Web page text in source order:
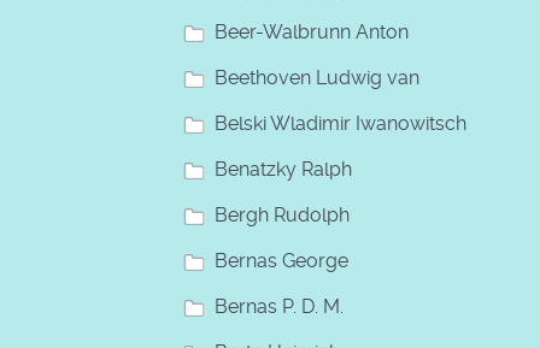
Beer-Walbrunn Anton
Beethoven Ludwig van
Belski Wladimir Iwanowitsch
Benatzky Ralph
Bergh Rudolph
Bernas George
Bernas P. D. M.